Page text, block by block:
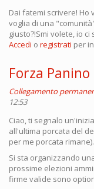
Dai fatemi scrivere! Ho
voglia di una
giusto?!Smi volete, io ci
Accedi o registrati per
Forza Panino
Collegamento
12:53
Ciao, ti segnalo
all'ultima porcata del
per me porcata rimane).
Si sta organizzando
prossime elezioni
firme valide sono